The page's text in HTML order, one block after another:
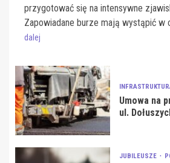
przygotować się na intensywne
Zapowiadane burze mają wystąpić w
dalej
Umowa na
ul.
JUBILEUSZE